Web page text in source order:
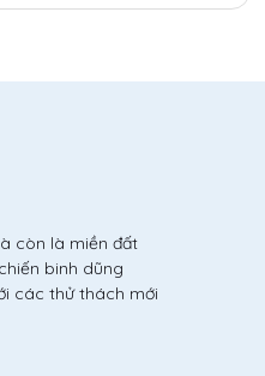
còn là miền đất
binh dũng
các thử thách mới